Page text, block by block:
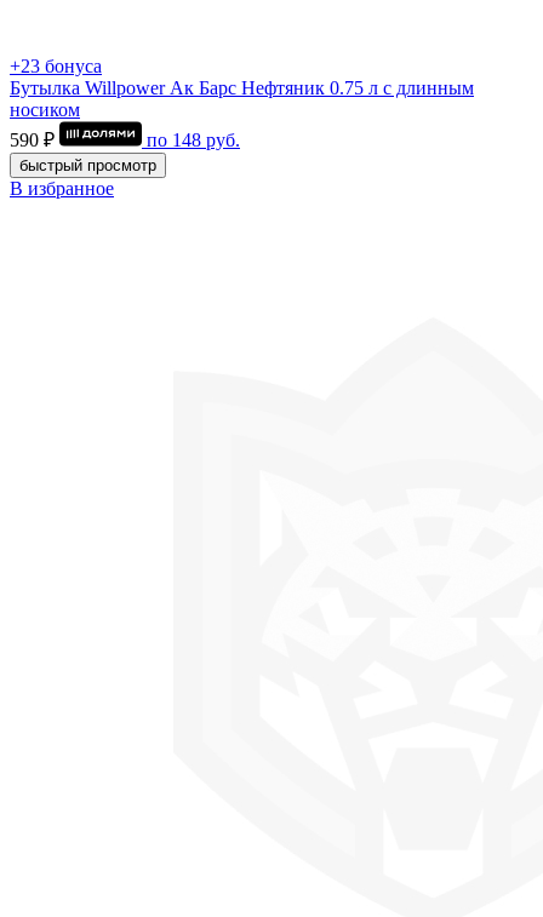
+23 бонуса
Бутылка Willpower Ак Барс Нефтяник 0.75 л c длинным
носиком
590 ₽
по 148 руб.
быстрый просмотр
В избранное